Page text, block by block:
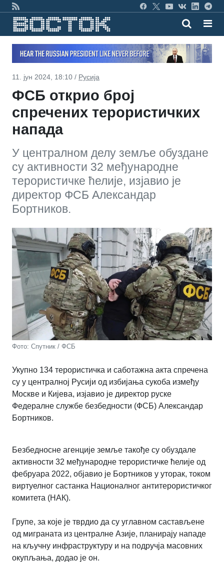
11. јун 2024, 18:10 / Русија
ФСБ открио број
спречених терористичких
напада
У централном делу земље обуздане
су активности 32 међународне
терористичке ћелије, изјавио је
директор ФСБ Александар
Бортников.
Фото: Спутник / ФСБ
Укупно 134 терористичка и саботажна акта спречена
су у централној Русији од избијања сукоба између
Москве и Кијева, изјавио је директор руске
Федералне службе безбедности (ФСБ) Александар
Бортников.
Безбедносне агенције земље такође су обуздале
активности 32 међународне терористичке ћелије од
фебруара 2022, објавио је Бортников у уторак, током
виртуелног састанка Националног антитерористичког
комитета (НАК).
Групе, за које је тврдио да су углавном састављене
од миграната из централне Азије, планирају нападе
на кључну инфраструктуру и на подручја масовних
окупљања, додао је он.